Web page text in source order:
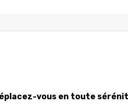
vous en toute